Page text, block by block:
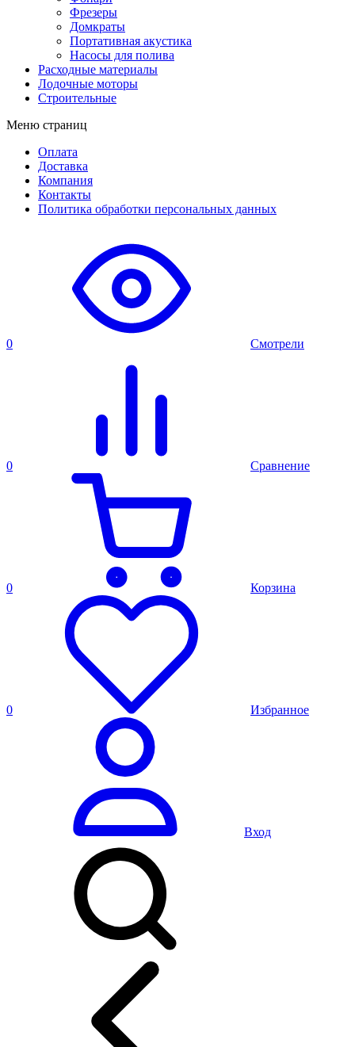
Фрезеры
Домкраты
Портативная акустика
Насосы для полива
Расходные материалы
Лодочные моторы
Строительные
Меню страниц
Оплата
Доставка
Компания
Контакты
Политика обработки персональных данных
0 Смотрели
0 Сравнение
0 Корзина
0 Избранное
Вход